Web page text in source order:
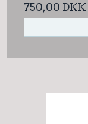
750,00 DKK